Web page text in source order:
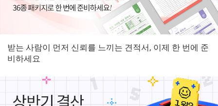
받는 사람이 먼저 신뢰를 느끼는 견적서, 이제 한 번에 준
비하세요